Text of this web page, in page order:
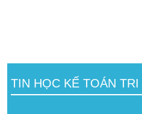
TIN HỌC KẾ TOÁN